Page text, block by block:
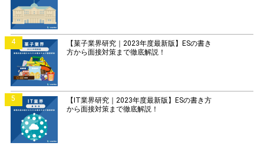
4
【菓子業界研究｜2023年度最新版】ESの書き
方から面接対策まで徹底解説！
5
【IT業界研究｜2023年度最新版】ESの書き方
から面接対策まで徹底解説！